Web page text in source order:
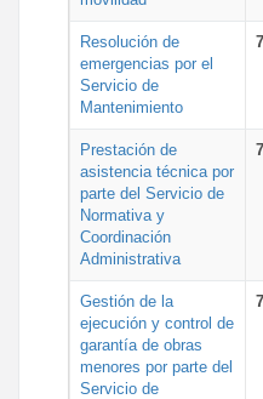
Resolución de
emergencias por el
Servicio de
Mantenimiento
Prestación de
asistencia técnica por
parte del Servicio de
Normativa y
Coordinación
Administrativa
Gestión de la
ejecución y control de
garantía de obras
menores por parte del
Servicio de